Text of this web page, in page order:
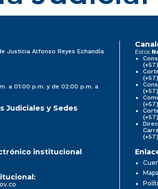
Justicia Alfonso Reyes Echandía
a 01:00 p.m. y de 02:00 p.m. a
Judiciales y Sedes
Estos
institucional